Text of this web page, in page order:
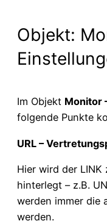
Objekt:
Im Objekt Monitor
folgende Punkte
URL –
Hier wird der
hinterlegt – z.B.
werden immer die
werden.